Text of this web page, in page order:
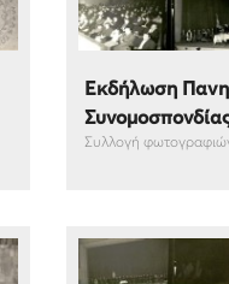
Εκδήλωση
Συλλογή